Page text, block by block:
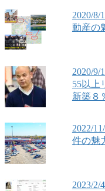
2020/
動産の
2020/
55以上
新築８
2022/
件の魅
2023/